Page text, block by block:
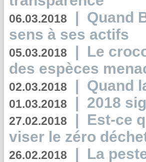
06.03.2018 | Quand
sens à ses actifs
05.03.2018 | Le
des espèces
02.03.2018 | Quand
01.03.2018 | 2018
27.02.2018 | Est-ce
viser le zéro
26.02.2018 | La